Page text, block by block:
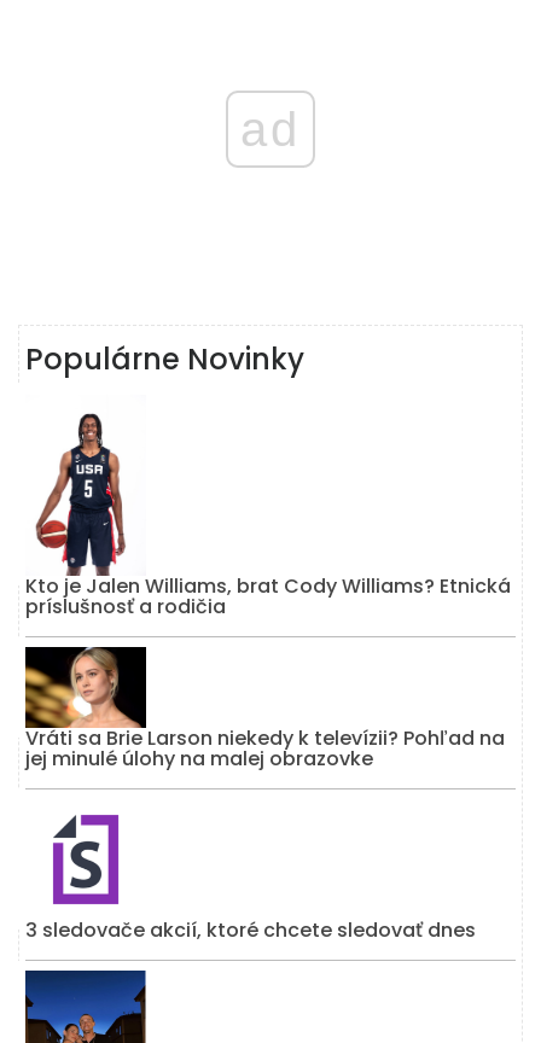
ad
Populárne Novinky
Kto je Jalen Williams, brat Cody Williams? Etnická
príslušnosť a rodičia
Vráti sa Brie Larson niekedy k televízii? Pohľad na
jej minulé úlohy na malej obrazovke
3 sledovače akcií, ktoré chcete sledovať dnes